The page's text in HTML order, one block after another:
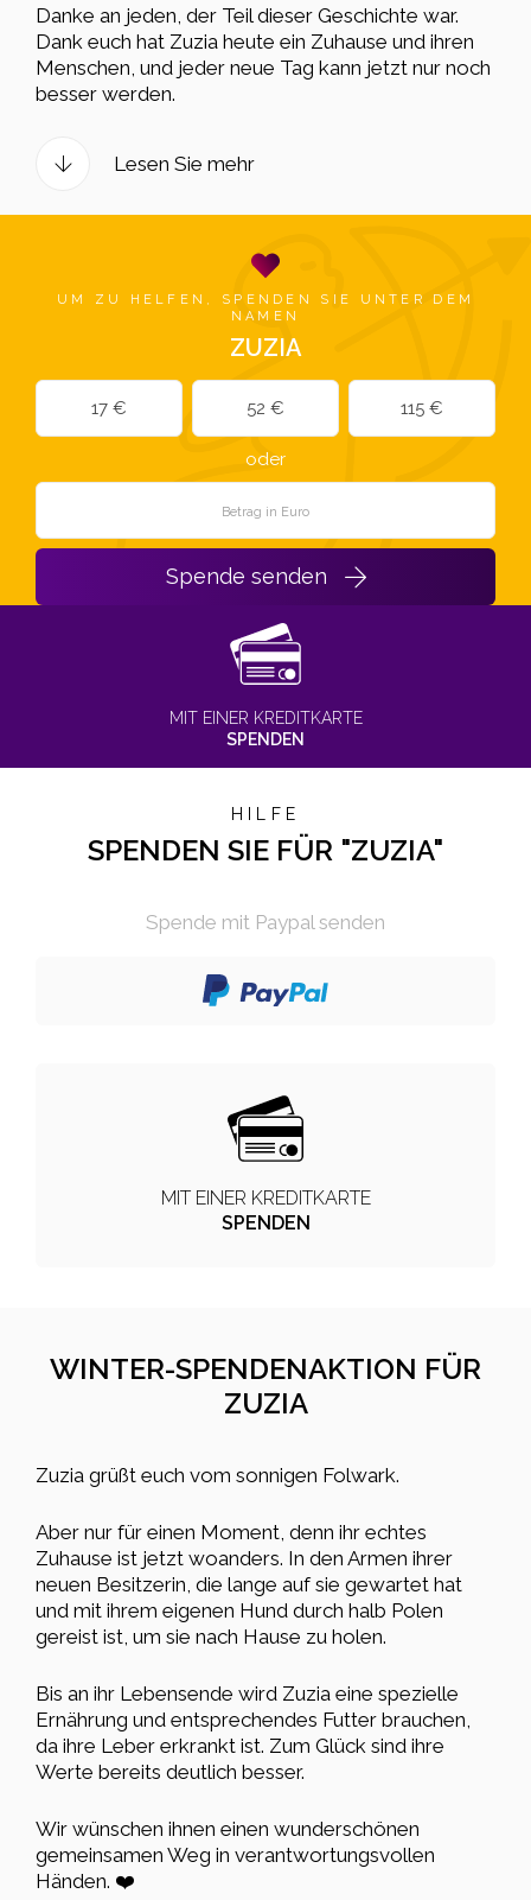
Danke an jeden, der Teil dieser Geschichte war.
Dank euch hat Zuzia heute ein Zuhause und ihren
Menschen, und jeder neue Tag kann jetzt nur noch
besser werden.
Lesen Sie mehr
UM ZU HELFEN, SPENDEN SIE UNTER DEM
NAMEN
ZUZIA
17 € 52 € 115 €
oder
Spende senden
MIT EINER KREDITKARTE
SPENDEN
HILFE
SPENDEN SIE FÜR "ZUZIA"
Spende mit Paypal senden
MIT EINER KREDITKARTE
SPENDEN
WINTER-SPENDENAKTION FÜR
ZUZIA
Zuzia grüßt euch vom sonnigen Folwark.
Aber nur für einen Moment, denn ihr echtes
Zuhause ist jetzt woanders. In den Armen ihrer
neuen Besitzerin, die lange auf sie gewartet hat
und mit ihrem eigenen Hund durch halb Polen
gereist ist, um sie nach Hause zu holen.
Bis an ihr Lebensende wird Zuzia eine spezielle
Ernährung und entsprechendes Futter brauchen,
da ihre Leber erkrankt ist. Zum Glück sind ihre
Werte bereits deutlich besser.
Wir wünschen ihnen einen wunderschönen
gemeinsamen Weg in verantwortungsvollen
Händen. ❤️